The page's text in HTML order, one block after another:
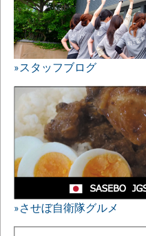
»スタッフブログ
»させぼ自衛隊グルメ